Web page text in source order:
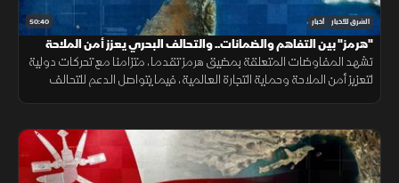
50:40 الشرق للأخبار أخبار
"هرمز" بين التفاهم والضمانات.. والتحالف البحري يعزز أمن الملاحة
تشهد المفاوضات المتعلقة بمضيق هرمز تقدما، متزامنا مع تحركات دولية
لتعزيز أمن الملاحة وحماية التجارة العالمية، فيما يتواصل الدعم للتحالف